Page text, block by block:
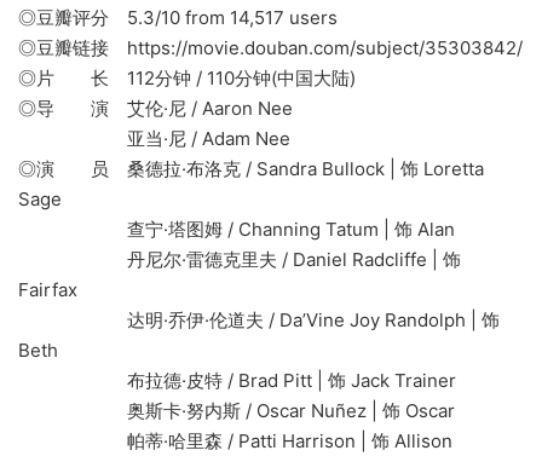
◎豆瓣评分 5.3/10 from 14,517 users
◎豆瓣链接 https://movie.douban.com/subject/35303842/
◎片 长 112分钟 / 110分钟(中国大陆)
◎导 演 艾伦·尼 / Aaron Nee
亚当·尼 / Adam Nee
◎演 员 桑德拉·布洛克 / Sandra Bullock | 饰 Loretta
Sage
查宁·塔图姆 / Channing Tatum | 饰 Alan
丹尼尔·雷德克里夫 / Daniel Radcliffe | 饰
Fairfax
达明·乔伊·伦道夫 / Da’Vine Joy Randolph | 饰
Beth
布拉德·皮特 / Brad Pitt | 饰 Jack Trainer
奥斯卡·努内斯 / Oscar Nuñez | 饰 Oscar
帕蒂·哈里森 / Patti Harrison | 饰 Allison